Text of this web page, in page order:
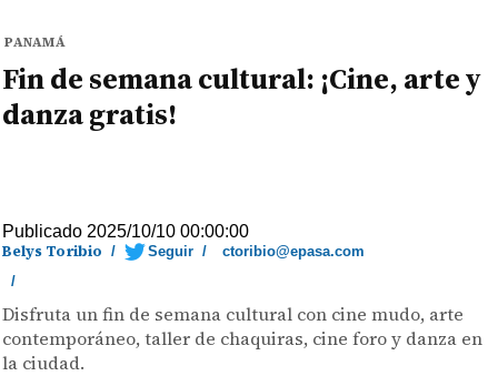
PANAMÁ
Fin de semana cultural: ¡Cine, arte y
danza gratis!
Publicado 2025/10/10 00:00:00
Belys Toribio / Seguir /
ctoribio@epasa.com
/
Disfruta un fin de semana cultural con cine mudo, arte
contemporáneo, taller de chaquiras, cine foro y danza en
la ciudad.